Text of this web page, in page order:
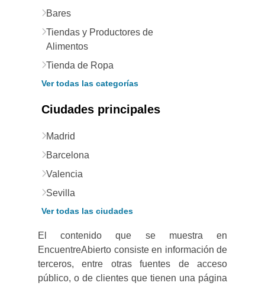
Bares
Tiendas y Productores de
Alimentos
Tienda de Ropa
Ver todas las categorías
Ciudades principales
Madrid
Barcelona
Valencia
Sevilla
Ver todas las ciudades
El contenido que se muestra en
EncuentreAbierto consiste en información de
terceros, entre otras fuentes de acceso
público, o de clientes que tienen una página